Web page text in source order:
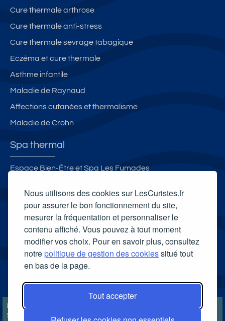
Nous utilisons des cookies sur LesCuristes.fr
pour assurer le bon fonctionnement du site,
mesurer la fréquentation et personnaliser le
contenu affiché. Vous pouvez à tout moment
modifier vos choix. Pour en savoir plus, consultez
notrepolitique de gestion des cookiessitué tout
en bas de la page.
Tout accepter
Cure thermale arthrose
Cure thermale anti-stress
Cure thermale sevrage tabagique
Eczéma et cure thermale
Asthme infantile
Maladie de Raynaud
Affections cutanées et thermalisme
Maladie de Crohn
Spa thermal
Espace Bien-Être et Spa Les Fumades
Spa thermal et Espace esthétique des Thermes de Dax
Spa thermal Vital Aude
Carte cadeau spa Vichy
Carte cadeau spa Bagnoles-de-l'Orne
Carte cadeau spa Saubusse
Carte cadeau spa Châtel-Guyon
LesCuristes.fr participe et est conforme à l'ensemble des
Spécifications et Politiques du Transparency & Consent Framework